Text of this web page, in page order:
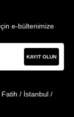
e-bültenimize
KAYIT OLUN
/ İstanbul /